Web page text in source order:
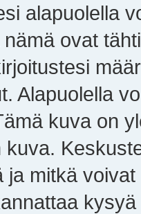
alapuolella
ovat
Alapuolella
kuva on
kuva.
ja mitkä